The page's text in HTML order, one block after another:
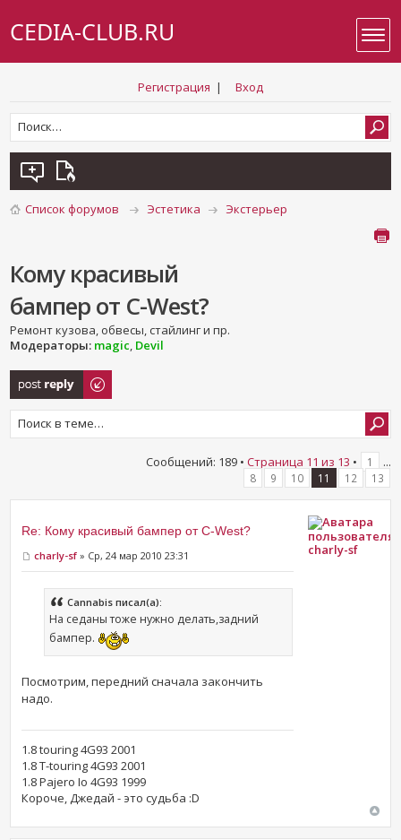
CEDIA-CLUB.RU
Регистрация | Вход
Список форумов Эстетика Экстерьер
Кому красивый
бампер от C-West?
Ремонт кузова, обвесы, стайлинг и пр.
Модераторы: magic, Devil
Ответить
Сообщений: 189 • Страница 11 из 13 • 1 ...
8 9 10 11 12 13
Re: Кому красивый бампер от C-West?
charly-sf » Ср, 24 мар 2010 23:31
Cannabis писал(а):
На седаны тоже нужно делать,задний
бампер.
Посмотрим, передний сначала закончить
надо.
1.8 touring 4G93 2001
1.8 T-touring 4G93 2001
1.8 Pajero Io 4G93 1999
Короче, Джедай - это судьба :D
charly-sf